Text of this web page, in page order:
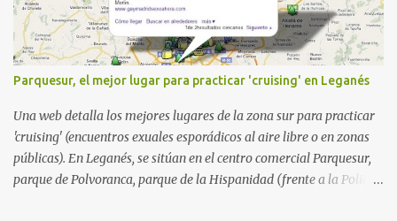
Parquesur, el mejor lugar para practicar 'cruising' en Leganés
Una web detalla los mejores lugares de la zona sur para practicar
'cruising' (encuentros exuales esporádicos al aire libre o en zonas
públicas). En Leganés, se sitúan en el centro comercial Parquesur,
parque de Polvoranca, parque de la Hispanidad (frente a la Policía